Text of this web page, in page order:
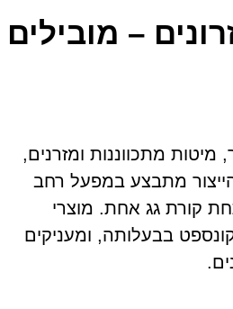
– מובילים
מתכווננות ומזרנים,
מתבצע במפעל רחב
קורת גג אחת. מוצרי
ובחנויות קונספט בבעלותה, ומעניקים